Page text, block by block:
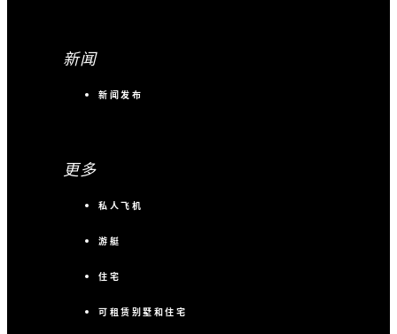
新闻
新闻发布
更多
私人飞机
游艇
住宅
可租赁别墅和住宅